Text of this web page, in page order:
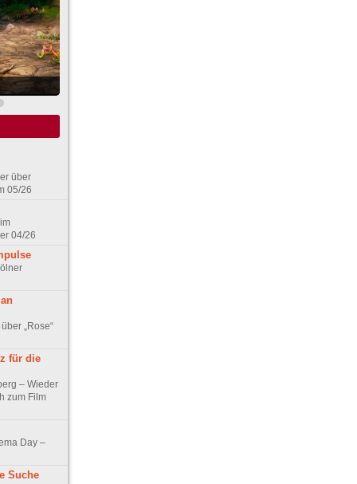
über
05/26
04/26
„Rose“
für die
– Wieder
zum Film
Day –
Suche